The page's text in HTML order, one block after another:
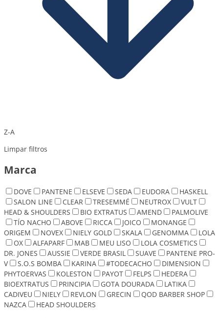
Z-A
Limpar filtros
Marca
DOVE PANTENE ELSEVE SEDA EUDORA
HASKELL
SALON LINE
CLEAR TRESEMMÉ NEUTROX
VULT
HEAD & SHOULDERS
BIO EXTRATUS AMEND
PALMOLIVE
TÍO NACHO
ABOVE RICCA JOICO
MONANGE
ORIGEM
NOVEX NIELY GOLD SKALA GENOMMA
LOLA
OX
ALFAPARF MAB MEU LISO
LOLA COSMETICS
DR. JONES
AUSSIE VERDE BRASIL SUAVE
PANTENE PRO-
V
S.O.S BOMBA KARINA #TODECACHO
DIMENSION
PHYTOERVAS
KOLESTON PAYOT FELPS
HEDERA
BIOEXTRATUS
PRINCIPIA GOTA DOURADA
LATIKA
CADIVEU
NIELY REVLON GRECIN
QOD BARBER SHOP
NAZCA
HEAD SHOULDERS